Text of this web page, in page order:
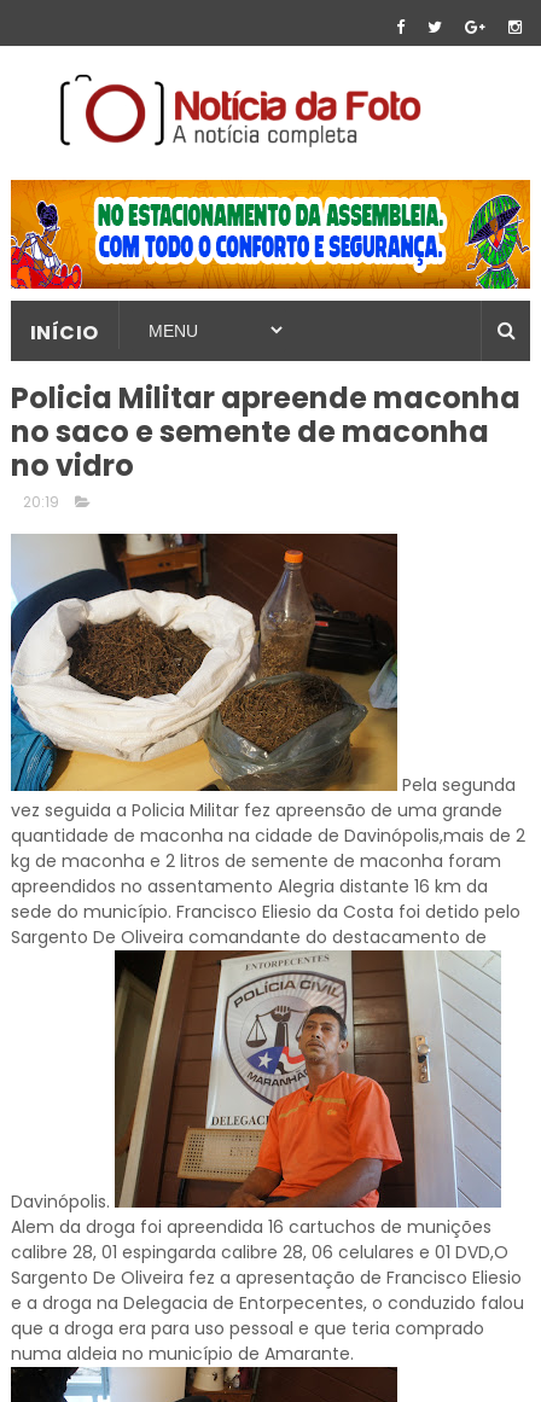
INÍCIO
Policia Militar apreende maconha
no saco e semente de maconha
no vidro
20:19
Pela segunda
vez seguida a Policia Militar fez apreensão de uma grande
quantidade de maconha na cidade de Davinópolis,mais de 2
kg de maconha e 2 litros de semente de maconha foram
apreendidos no assentamento Alegria distante 16 km da
sede do município. Francisco Eliesio da Costa foi detido pelo
Sargento De Oliveira comandante do destacamento de
Davinópolis.
Alem da droga foi apreendida 16 cartuchos de munições
calibre 28, 01 espingarda calibre 28, 06 celulares e 01 DVD,O
Sargento De Oliveira fez a apresentação de Francisco Eliesio
e a droga na Delegacia de Entorpecentes, o conduzido falou
que a droga era para uso pessoal e que teria comprado
numa aldeia no município de Amarante.